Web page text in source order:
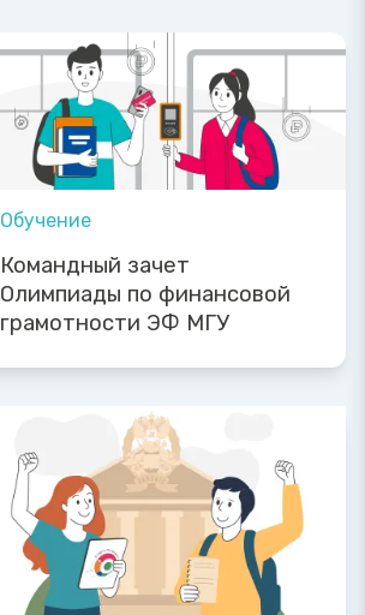
Обучение
Командный зачет
Олимпиады по финансовой
грамотности ЭФ МГУ